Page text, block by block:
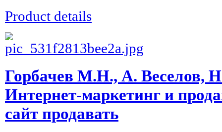
Product details
Горбачев М.Н., А. Веселов,
Интернет-маркетинг и
сайт продавать